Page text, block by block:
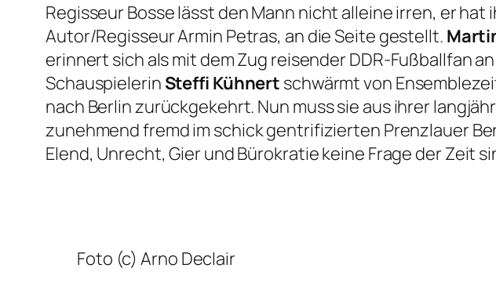
Regisseur Bosse lässt den Mann nicht alleine irren, er
Autor/Regisseur Armin Petras, an die Seite gestellt.
erinnert sich als mit dem Zug reisender DDR-Fußballfan
Schauspielerin Steffi Kühnert schwärmt von
nach Berlin zurückgekehrt. Nun muss sie aus ihrer
zunehmend fremd im schick gentrifizierten Prenzlauer
Elend, Unrecht, Gier und Bürokratie keine Frage der Zeit
Foto (c) Arno Declair